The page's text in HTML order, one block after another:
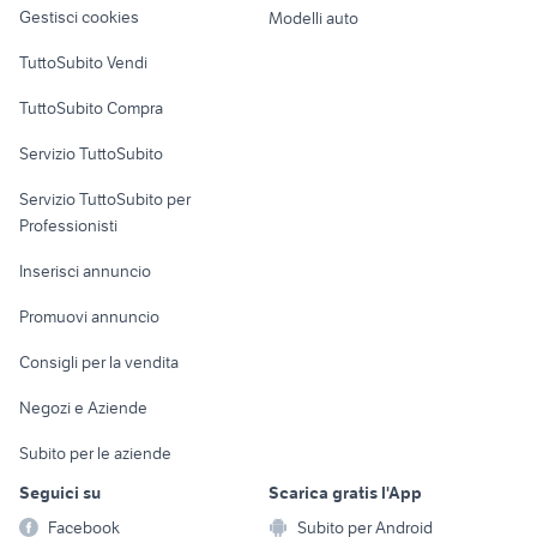
Informatica
Console e
Fotografia
Telefonia
Biciclette
Gestisci cookies
TuttoSubito Vendi
TuttoSubito Compra
Servizio TuttoSubito
Servizio TuttoSubito per
Professionisti
Inserisci annuncio
Promuovi annuncio
Consigli per la vendita
Negozi e Aziende
Subito per le aziende
Modelli auto
Seguici su
Facebook
Scarica gratis l'App
Subito per Android